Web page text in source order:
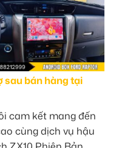
sau bán hàng tại
cam kết mang đến
cùng dịch vụ hậu